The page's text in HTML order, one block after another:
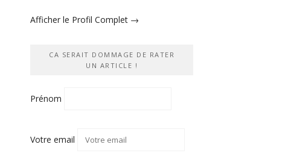
Afficher le Profil Complet →
CA SERAIT DOMMAGE DE RATER
UN ARTICLE !
Prénom
Votre email